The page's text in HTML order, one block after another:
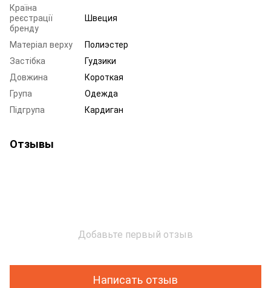
Країна
реєстрації
бренду
Швеция
Матеріал верху
Полиэстер
Застібка
Гудзики
Довжина
Короткая
Група
Одежда
Підгрупа
Кардиган
Отзывы
Добавьте первый отзыв
Написать отзыв